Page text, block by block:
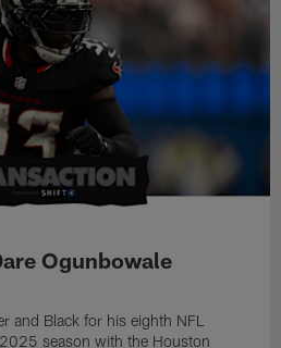
Ogunbowale
and Black for his eighth NFL
season with the Houston